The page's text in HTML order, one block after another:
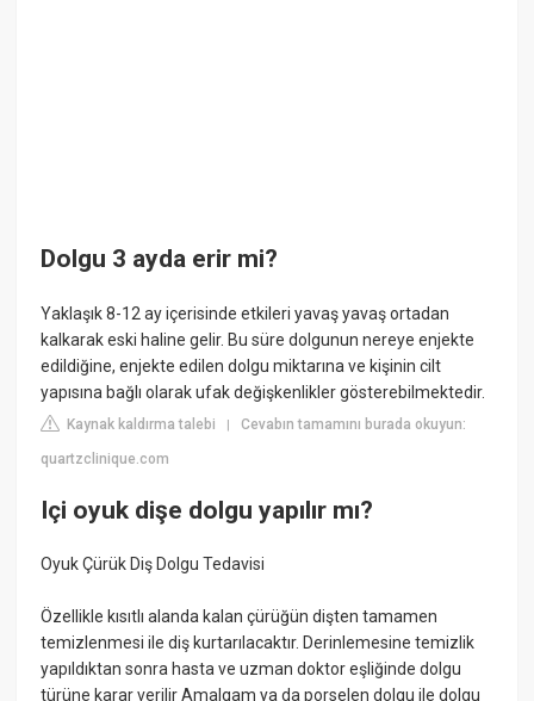
Dolgu 3 ayda erir mi?
Yaklaşık 8-12 ay içerisinde etkileri yavaş yavaş ortadan
kalkarak eski haline gelir. Bu süre dolgunun nereye enjekte
edildiğine, enjekte edilen dolgu miktarına ve kişinin cilt
yapısına bağlı olarak ufak değişkenlikler gösterebilmektedir.
Kaynak kaldırma talebi |Cevabın tamamını burada okuyun:
quartzclinique.com
Içi oyuk dişe dolgu yapılır mı?
Oyuk Çürük Diş Dolgu Tedavisi
Özellikle kısıtlı alanda kalan çürüğün dişten tamamen
temizlenmesi ile diş kurtarılacaktır. Derinlemesine temizlik
yapıldıktan sonra hasta ve uzman doktor eşliğinde dolgu
türüne karar verilir Amalgam ya da porselen dolgu ile dolgu